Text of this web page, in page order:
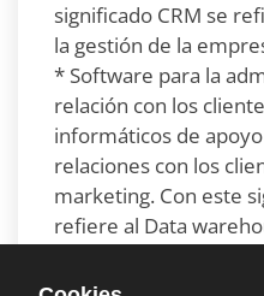
significado CRM se
la gestión de la
* Software para la
relación con los
informáticos de
relaciones con los
marketing. Con este
refiere al Data
de los clientes de la